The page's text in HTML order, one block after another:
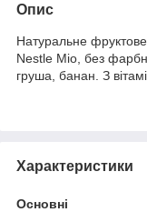
Опис
Натуральне фруктове
Nestle Mio, без
груша, банан. З
Характеристики
Основні